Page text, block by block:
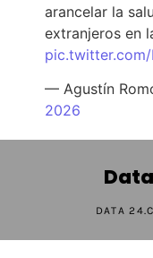
arancelar la
extranjeros en
— Agustín
2026
DATA